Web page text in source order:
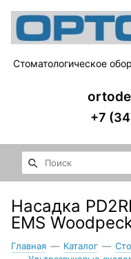
Стоматологическое
+7
Насадка
EMS
Главная — Каталог —